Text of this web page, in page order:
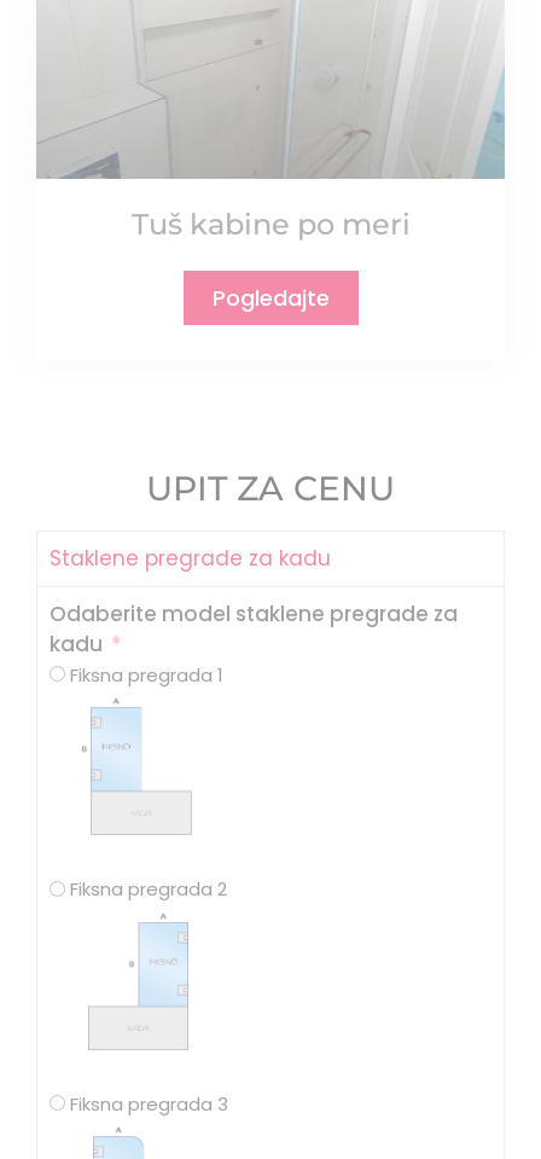
Tuš kabine po meri
Pogledajte
UPIT ZA CENU
Staklene pregrade za kadu
Odaberite model staklene pregrade za
kadu
Fiksna pregrada 1
Fiksna pregrada 2
Fiksna pregrada 3